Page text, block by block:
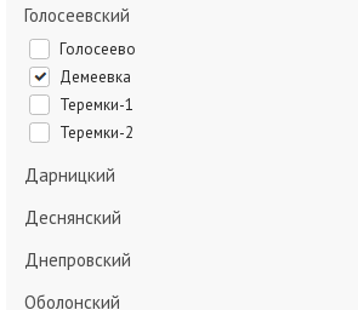
Голосеевский
Голосеево
Демеевка
Теремки-1
Теремки-2
Дарницкий
Деснянский
Днепровский
Оболонский